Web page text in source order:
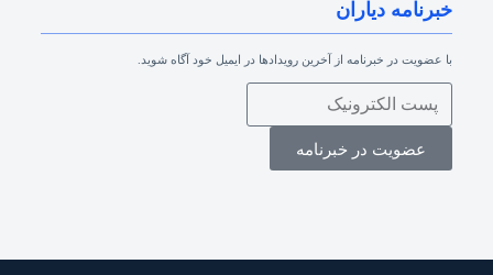
خبرنامه دیاران
با عضویت در خبرنامه از آخرین رویدادها در ایمیل خود آگاه شوید.
عضویت در خبرنامه